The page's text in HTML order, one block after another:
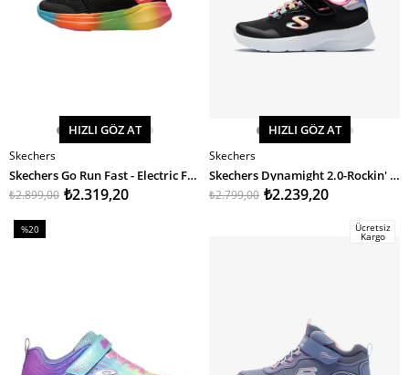
SEPETE EKLE
HIZLI GÖZ AT
Skechers
Skechers Go Run Fast - Electric Fun Kız Çocuk Spor Ayakkabı
₺2.319,20
₺2.899,00
SEPETE EKLE
HIZLI GÖZ AT
Skechers
Skechers Dynamight 2.0-Rockin' Rainbow Kız Çocuk Spor Ayakkabı
₺2.239,20
₺2.799,00
%20
Ücretsiz
Kargo